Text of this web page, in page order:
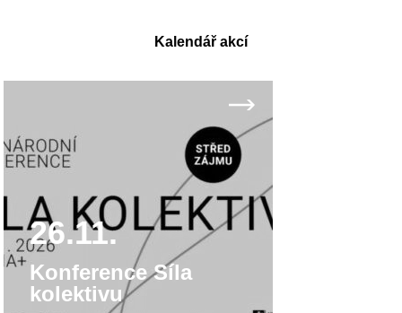
Kalendář akcí
26.11.
Konference Síla
kolektivu